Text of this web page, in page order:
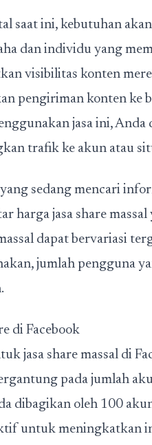
saat ini, kebutuhan
dan individu yang
visibilitas konten
pengiriman konten ke
jasa ini,
trafik ke akun atau
sedang mencari
harga jasa share
dapat bervariasi
jumlah pengguna
di Facebook
jasa share massal di
pada jumlah
dibagikan oleh 100
untuk meningkatkan